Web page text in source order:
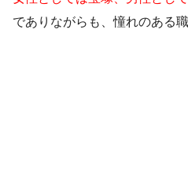
でありながらも、憧れのある